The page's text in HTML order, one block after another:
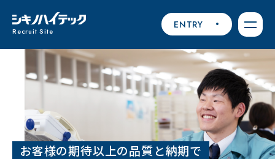
Recruit Site
ENTRY
お客様の期待以上の品質と納期で